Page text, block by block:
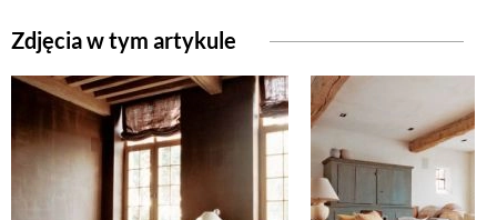
Zdjęcia w tym artykule
ZWIERZĘTA DOMOWE
ZWIERZĘTA W NATURZE
GRZYBY